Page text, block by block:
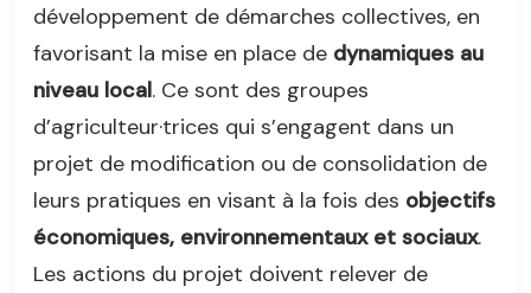
développement de démarches collectives, en
favorisant la mise en place de dynamiques au
niveau local. Ce sont des groupes
d’agriculteur·trices qui s’engagent dans un
projet de modification ou de consolidation de
leurs pratiques en visant à la fois des objectifs
économiques, environnementaux et sociaux.
Les actions du projet doivent relever de